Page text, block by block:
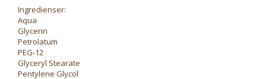
Ingredienser:
Aqua
Glycerin
Petrolatum
PEG-12
Glyceryl Stearate
Pentylene Glycol